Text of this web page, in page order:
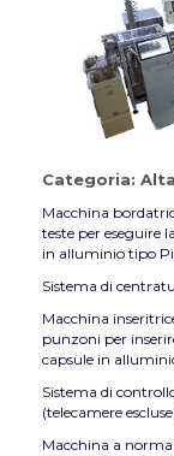
Categoria:
Macchina
teste per eseguire
in alluminio tipo
Sistema di
Macchina
punzoni per
capsule in
Sistema di
(telecamere
Macchina a norma